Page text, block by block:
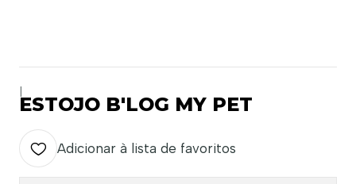
ESTOJO B'LOG MY PET
Adicionar à lista de favoritos